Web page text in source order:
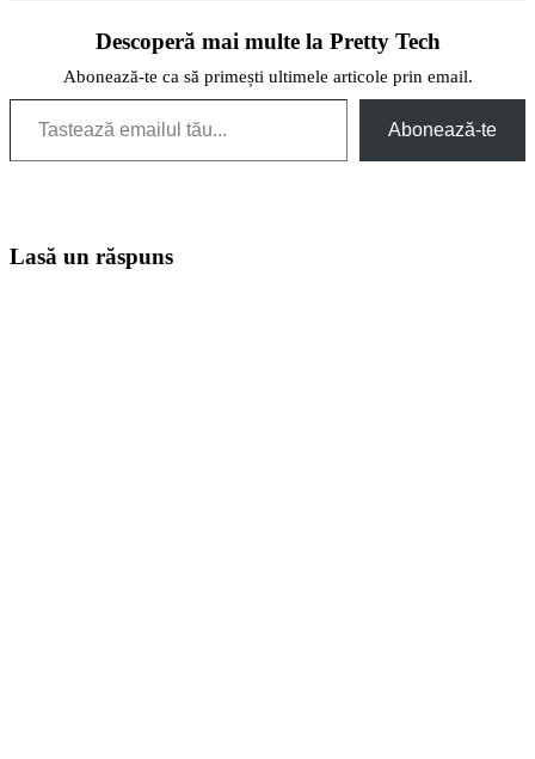
Descoperă mai multe la Pretty Tech
Abonează-te ca să primești ultimele articole prin email.
Tastează emailul tău...
Abonează-te
Lasă un răspuns